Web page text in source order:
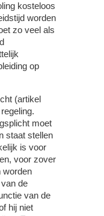
kosteloos
worden
zo veel als
op
(artikel
moet
staat stellen
is voor
voor zover
worden
de
van de
hij niet